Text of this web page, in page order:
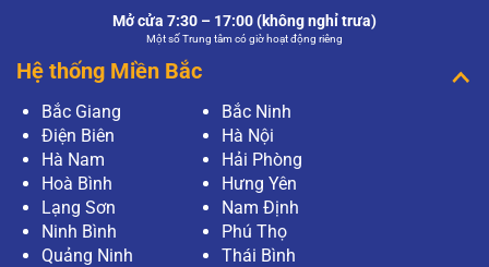
Mở cửa 7:30 – 17:00 (không nghỉ trưa)
Một số Trung tâm có giờ hoạt động riêng
Hệ thống Miền Bắc
Bắc Giang
Bắc Ninh
Điện Biên
Hà Nội
Hà Nam
Hải Phòng
Hoà Bình
Hưng Yên
Lạng Sơn
Nam Định
Ninh Bình
Phú Thọ
Quảng Ninh
Thái Bình